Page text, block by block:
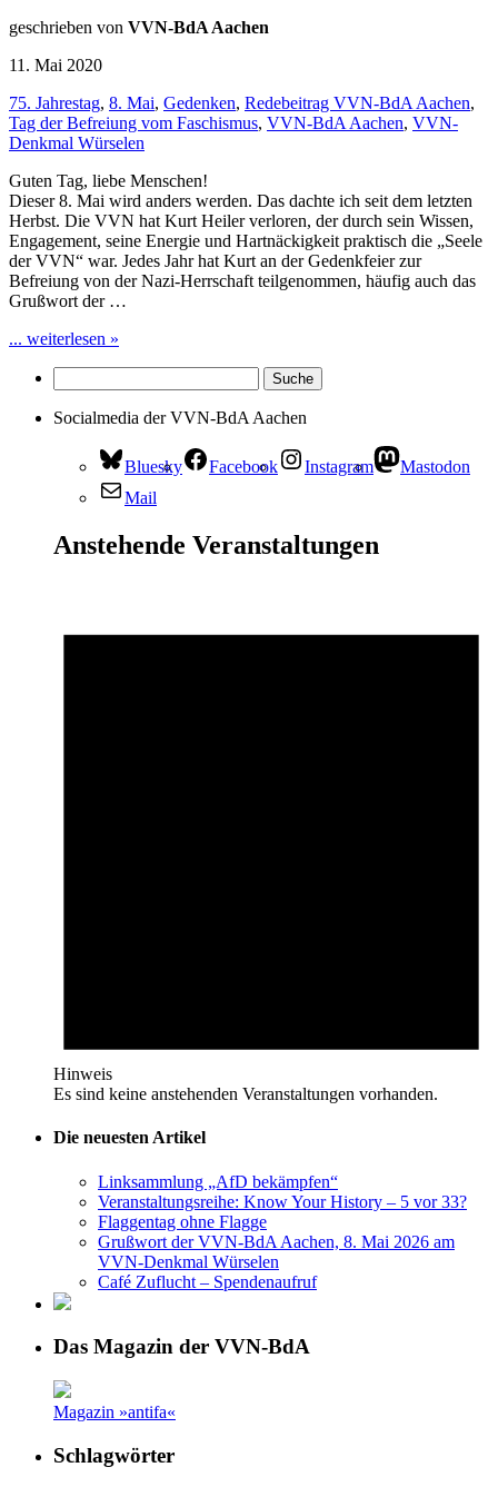
geschrieben von VVN-BdA Aachen
11. Mai 2020
75. Jahrestag, 8. Mai, Gedenken, Redebeitrag VVN-BdA Aachen,
Tag der Befreiung vom Faschismus, VVN-BdA Aachen, VVN-
Denkmal Würselen
Guten Tag, liebe Menschen!
Dieser 8. Mai wird anders werden. Das dachte ich seit dem letzten
Herbst. Die VVN hat Kurt Heiler verloren, der durch sein Wissen,
Engagement, seine Energie und Hartnäckigkeit praktisch die „Seele
der VVN“ war. Jedes Jahr hat Kurt an der Gedenkfeier zur
Befreiung von der Nazi-Herrschaft teilgenommen, häufig auch das
Grußwort der …
... weiterlesen »
Socialmedia der VVN-BdA Aachen
Bluesky Facebook Instagram
Mastodon
Mail
Anstehende Veranstaltungen
Hinweis
Es sind keine anstehenden Veranstaltungen vorhanden.
Die neuesten Artikel
Linksammlung „AfD bekämpfen“
Veranstaltungsreihe: Know Your History – 5 vor 33?
Flaggentag ohne Flagge
Grußwort der VVN-BdA Aachen, 8. Mai 2026 am
VVN-Denkmal Würselen
Café Zuflucht – Spendenaufruf
Das Magazin der VVN-BdA
Magazin »antifa«
Schlagwörter